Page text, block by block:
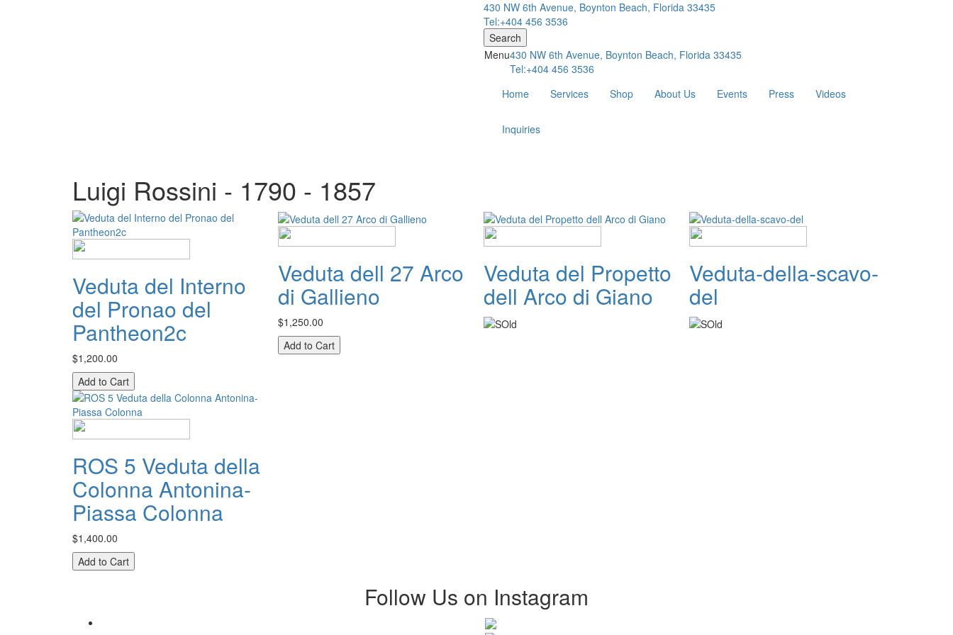
430 NW 6th Avenue, Boynton Beach, Florida 33435
Tel:+404 456 3536
Search
430 NW 6th Avenue, Boynton Beach, Florida 33435
Tel:+404 456 3536
Menu
Home Services Shop About Us Events Press Videos
Inquiries
Luigi Rossini - 1790 - 1857
Veduta del Interno
del Pronao del
Pantheon2c
$1,200.00
Veduta dell 27 Arco
di Gallieno
$1,250.00
Veduta del Propetto
dell Arco di Giano
Veduta-della-scavo-
del
ROS 5 Veduta della
Colonna Antonina-
Piassa Colonna
$1,400.00
Follow Us on Instagram